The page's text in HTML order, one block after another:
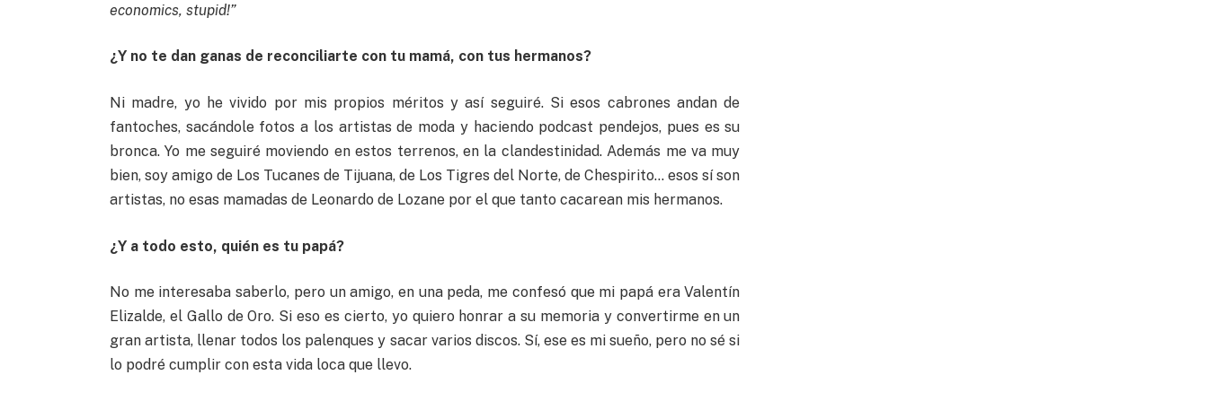
economics, stupid!”
¿Y no te dan ganas de reconciliarte con tu mamá, con tus hermanos?
Ni madre, yo he vivido por mis propios méritos y así seguiré. Si esos cabrones andan de
fantoches, sacándole fotos a los artistas de moda y haciendo podcast pendejos, pues es su
bronca. Yo me seguiré moviendo en estos terrenos, en la clandestinidad. Además me va muy
bien, soy amigo de Los Tucanes de Tijuana, de Los Tigres del Norte, de Chespirito… esos sí son
artistas, no esas mamadas de Leonardo de Lozane por el que tanto cacarean mis hermanos.
¿Y a todo esto, quién es tu papá?
No me interesaba saberlo, pero un amigo, en una peda, me confesó que mi papá era Valentín
Elizalde, el Gallo de Oro. Si eso es cierto, yo quiero honrar a su memoria y convertirme en un
gran artista, llenar todos los palenques y sacar varios discos. Sí, ese es mi sueño, pero no sé si
lo podré cumplir con esta vida loca que llevo.